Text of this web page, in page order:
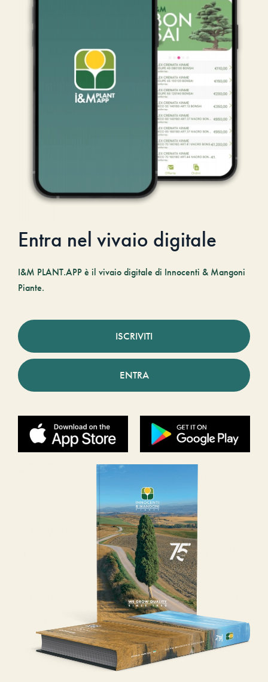
Entra nel vivaio digitale
I&M PLANT.APP è il vivaio digitale di Innocenti & Mangoni
Piante.
ISCRIVITI
ENTRA